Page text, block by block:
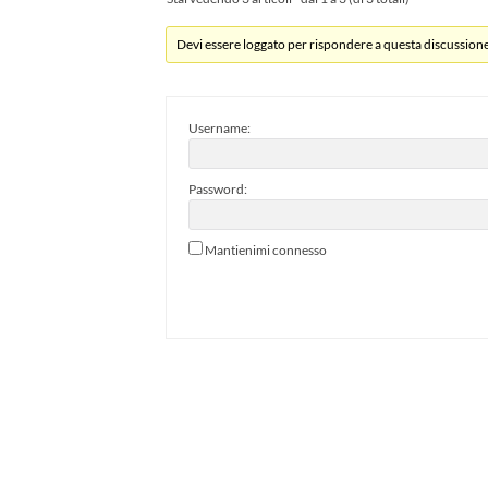
Devi essere loggato per rispondere a questa
Username:
Password:
Mantienimi connesso